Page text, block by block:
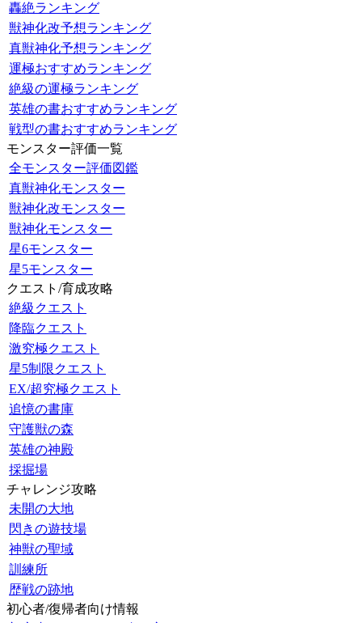
轟絶ランキング
獣神化改予想ランキング
真獣神化予想ランキング
運極おすすめランキング
絶級の運極ランキング
英雄の書おすすめランキング
戦型の書おすすめランキング
モンスター評価一覧
全モンスター評価図鑑
真獣神化モンスター
獣神化改モンスター
獣神化モンスター
星6モンスター
星5モンスター
クエスト/育成攻略
絶級クエスト
降臨クエスト
激究極クエスト
星5制限クエスト
EX/超究極クエスト
追憶の書庫
守護獣の森
英雄の神殿
採掘場
チャレンジ攻略
未開の大地
閃きの遊技場
神獣の聖域
訓練所
歴戦の跡地
初心者/復帰者向け情報